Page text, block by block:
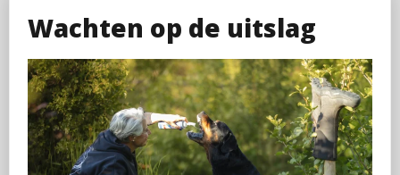
Wachten op de uitslag